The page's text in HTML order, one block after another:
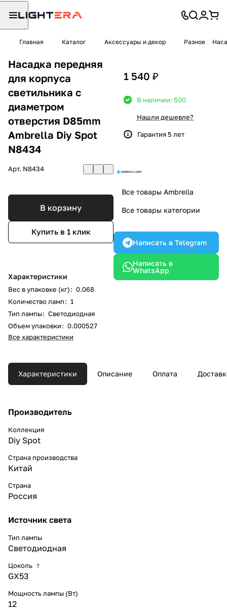
Главная Каталог Аксессуары и декор Разное
Насадка передняя
для корпуса
светильника с
диаметром
отверстия D85mm
Ambrella Diy Spot
N8434
Арт. N8434
В корзину
Купить в 1 клик
Характеристики
Вес в упаковке (кг): 0.068
Количество ламп: 1
Тип лампы: Светодиодная
Объем упаковки: 0.000527
Все характеристики
1 540 ₽
В наличии: 500
Нашли дешевле?
Гарантия 5 лет
Все товары Ambrella
Все товары категории
Написать в Telegram
Написать в
WhatsApp
Характеристики Описание Оплата
Производитель
Коллекция
Diy Spot
Страна производства
Китай
Страна
Россия
Источник света
Тип лампы
Светодиодная
Цоколь ?
GX53
Мощность лампы (Вт)
12